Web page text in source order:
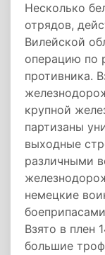
Несколько
отрядов,
Вилейской
операцию по
противника.
крупной
партизаны
выходные
различными
немецкие
Взято в плен
большие